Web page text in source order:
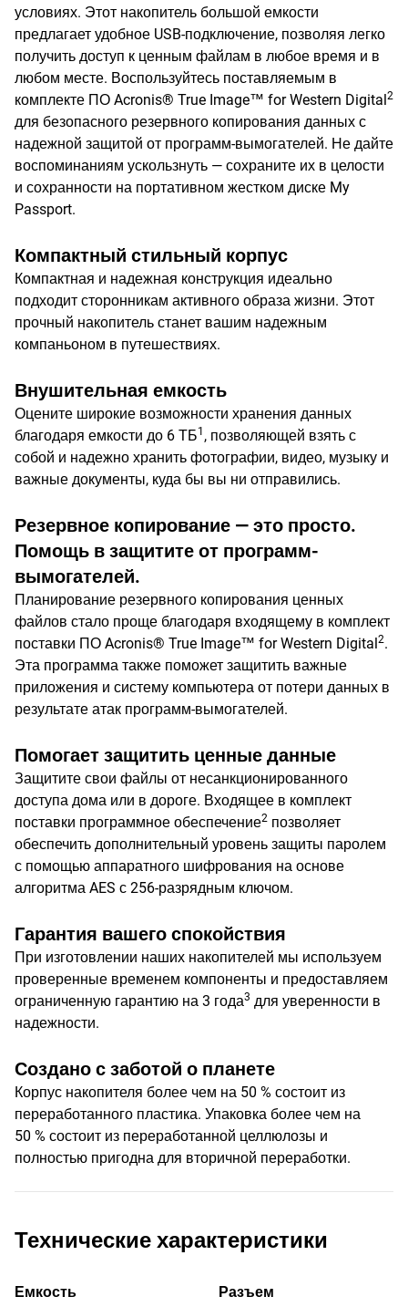
условиях. Этот накопитель большой емкости
предлагает удобное USB-подключение, позволяя легко
получить доступ к ценным файлам в любое время и в
любом месте. Воспользуйтесь поставляемым в
комплекте ПО Acronis® True Image™ for Western Digital2
для безопасного резервного копирования данных с
надежной защитой от программ-вымогателей. Не дайте
воспоминаниям ускользнуть — сохраните их в целости
и сохранности на портативном жестком диске My
Passport.
Компактный стильный корпус
Компактная и надежная конструкция идеально
подходит сторонникам активного образа жизни. Этот
прочный накопитель станет вашим надежным
компаньоном в путешествиях.
Внушительная емкость
Оцените широкие возможности хранения данных
благодаря емкости до 6 ТБ1 , позволяющей взять с
собой и надежно хранить фотографии, видео, музыку и
важные документы, куда бы вы ни отправились.
Резервное копирование — это просто.
Помощь в защитите от программ-
вымогателей.
Планирование резервного копирования ценных
файлов стало проще благодаря входящему в комплект
поставки ПО Acronis® True Image™ for Western Digital2.
Эта программа также поможет защитить важные
приложения и систему компьютера от потери данных в
результате атак программ-вымогателей.
Помогает защитить ценные данные
Защитите свои файлы от несанкционированного
доступа дома или в дороге. Входящее в комплект
поставки программное обеспечение2 позволяет
обеспечить дополнительный уровень защиты паролем
с помощью аппаратного шифрования на основе
алгоритма AES с 256-разрядным ключом.
Гарантия вашего спокойствия
При изготовлении наших накопителей мы используем
проверенные временем компоненты и предоставляем
ограниченную гарантию на 3 года3 для уверенности в
надежности.
Создано с заботой о планете
Корпус накопителя более чем на 50 % состоит из
переработанного пластика. Упаковка более чем на
50 % состоит из переработанной целлюлозы и
полностью пригодна для вторичной переработки.
Технические характеристики
Емкость Разъем